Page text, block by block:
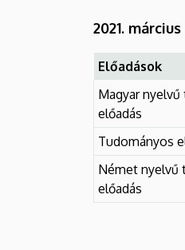
DEBRECENI
EGYETEM
2021.
Előadások
Magyar
előadás
Tudományos
Német nyelvű
előadás